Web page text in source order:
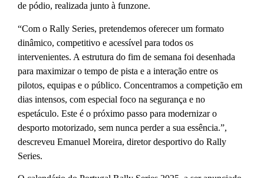
de pódio, realizada junto à funzone.
“Com o Rally Series, pretendemos oferecer um formato
dinâmico, competitivo e acessível para todos os
intervenientes. A estrutura do fim de semana foi desenhada
para maximizar o tempo de pista e a interação entre os
pilotos, equipas e o público. Concentramos a competição em
dias intensos, com especial foco na segurança e no
espetáculo. Este é o próximo passo para modernizar o
desporto motorizado, sem nunca perder a sua essência.”,
descreveu Emanuel Moreira, diretor desportivo do Rally
Series.